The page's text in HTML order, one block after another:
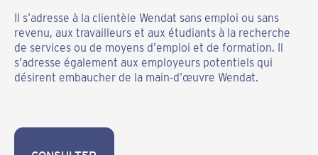
Il s'adresse à la clientèle Wendat sans emploi ou sans
revenu, aux travailleurs et aux étudiants à la recherche
de services ou de moyens d'emploi et de formation. Il
s'adresse également aux employeurs potentiels qui
désirent embaucher de la main-d'œuvre Wendat.